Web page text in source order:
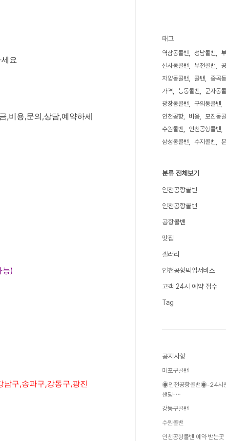
요
,비용,문의,상담,예약하세
능)
남구,송파구,강동구,광진
태그
역삼동콜밴 성남콜밴
신사동콜밴
부천콜밴
자양동콜밴
콜밴 중곡
가격
능동콜밴 군자동
광장동콜밴
구의동콜밴
인천공항
비용 모진동
수원콜밴
인천공항콜밴
삼성동콜밴
수지콜벤
분류 전체보기
인천공항콜벤
인천공항콜밴
공항콜밴
맛집
겔러리
인천공항픽업서비스
고객 24시 예약 접수
Tag
공지사항
마포구콜밴
◉인천공항콜밴◉-24시
샌딩-⋯
강동구콜밴
수원콜밴
인천공항콜밴 예약 받는곳